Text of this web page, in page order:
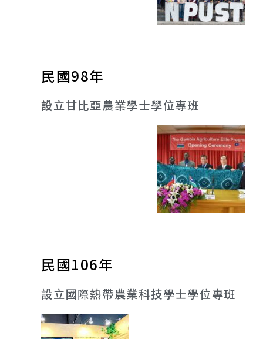
民國98年
設立甘比亞農業學士學位專班
民國106年
設立國際熱帶農業科技學士學位專班